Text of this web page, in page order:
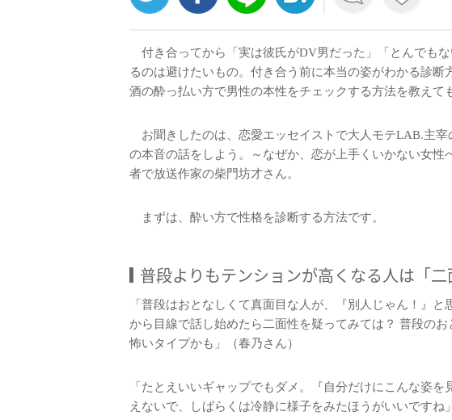
付き合ってから「実は彼氏がDV男だった」「とんでも
るのは避けたいもの。付き合う前に本当の姿がわかる診
酒の酔っ払い方で男性の本性をチェックする方法を教えて
お聞きしたのは、恋愛エッセイストで大人モテLAB.主宰
の本音の話をしよう。～なぜか、恋が上手くいかない女
者で放送作家の柴門坊才さん。
まずは、酔い方で性格を診断する方法です。
普段よりもテンションが高くなる人は「二
「普段はおとなしくて真面目な人が、『別人じゃん！』
から目線で話し始めたら二面性を疑ってみては？ 普段の
怖いタイプかも」（春乃さん）
「たとえいいギャップでもダメ。『自分だけにこんな姿
えないで、しばらくは冷静に様子をみたほうがいいですね